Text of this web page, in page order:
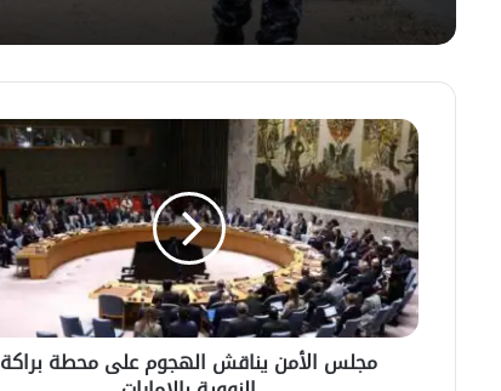
مجلس
الأمن
يناقش
الهجوم
على
محطة
براكة
النووية
بالإمارات
مجلس الأمن يناقش الهجوم على محطة براكة